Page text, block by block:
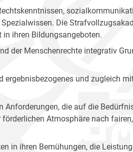
Die
in ihren Bildungsangeboten.
der Menschenrechte integrativ
und zugleich
die auf die
Atmosphäre nach
in ihren Bemühungen, die